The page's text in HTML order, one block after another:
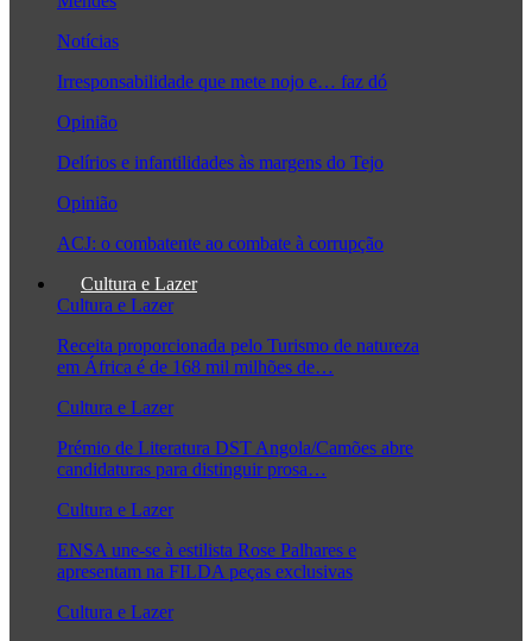
Notícias
Irresponsabilidade que mete nojo e… faz dó
Opinião
Delírios e infantilidades às margens do Tejo
Opinião
ACJ: o combatente ao combate à corrupção
Cultura e Lazer
Cultura e Lazer
Receita proporcionada pelo Turismo de natureza
em África é de 168 mil milhões de…
Cultura e Lazer
Prémio de Literatura DST Angola/Camões abre
candidaturas para distinguir prosa…
Cultura e Lazer
ENSA une-se à estilista Rose Palhares e
apresentam na FILDA peças exclusivas
Cultura e Lazer